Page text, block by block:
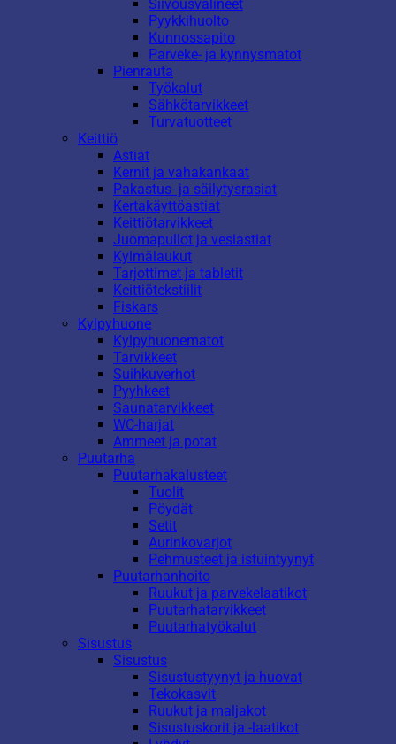
Siivousvälineet
Pyykkihuolto
Kunnossapito
Parveke- ja kynnysmatot
Pienrauta
Työkalut
Sähkötarvikkeet
Turvatuotteet
Keittiö
Astiat
Kernit ja vahakankaat
Pakastus- ja säilytysrasiat
Kertakäyttöastiat
Keittiötarvikkeet
Juomapullot ja vesiastiat
Kylmälaukut
Tarjottimet ja tabletit
Keittiötekstiilit
Fiskars
Kylpyhuone
Kylpyhuonematot
Tarvikkeet
Suihkuverhot
Pyyhkeet
Saunatarvikkeet
WC-harjat
Ammeet ja potat
Puutarha
Puutarhakalusteet
Tuolit
Pöydät
Setit
Aurinkovarjot
Pehmusteet ja istuintyynyt
Puutarhanhoito
Ruukut ja parvekelaatikot
Puutarhatarvikkeet
Puutarhatyökalut
Sisustus
Sisustus
Sisustustyynyt ja huovat
Tekokasvit
Ruukut ja maljakot
Sisustuskorit ja -laatikot